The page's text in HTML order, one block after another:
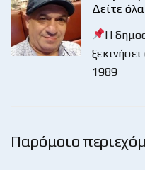
Δείτε
Η
1989
Παρόμοιο